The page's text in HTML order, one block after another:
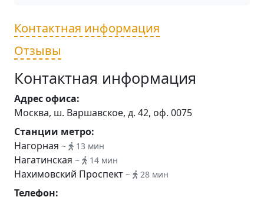
Контактная информация
Отзывы
Контактная информация
Адрес офиса:
Москва, ш. Варшавское, д. 42, оф. 0075
Станции метро:
Нагорная ~ 13 мин
Нагатинская ~ 14 мин
Нахимовский Проспект ~ 28 мин
Телефон: